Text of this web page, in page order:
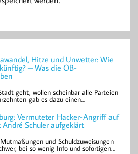
Hitze und Unwetter: Wie
– Was die OB-
geht, wollen scheinbar alle Parteien
gab es dazu einen…
Vermuteter Hacker-Angriff auf
Schuler aufgeklärt
und Schuldzuweisungen
bei so wenig Info und sofortigen…